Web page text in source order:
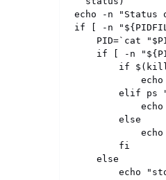
echo -n "Status
if [ -n